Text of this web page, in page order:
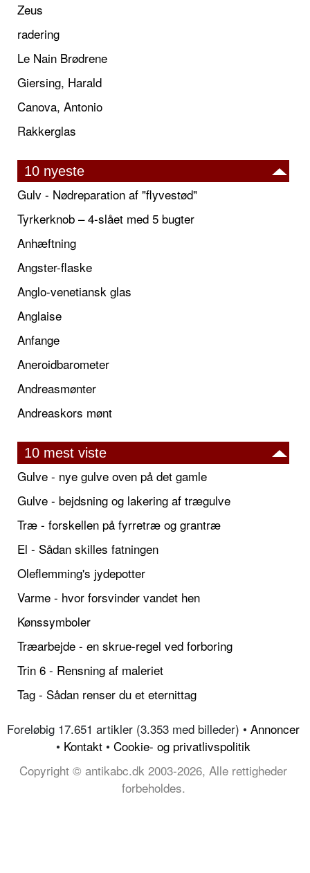
Zeus
radering
Le Nain Brødrene
Giersing, Harald
Canova, Antonio
Rakkerglas
10 nyeste
Gulv - Nødreparation af "flyvestød"
Tyrkerknob – 4-slået med 5 bugter
Anhæftning
Angster-flaske
Anglo-venetiansk glas
Anglaise
Anfange
Aneroidbarometer
Andreasmønter
Andreaskors mønt
10 mest viste
Gulve - nye gulve oven på det gamle
Gulve - bejdsning og lakering af trægulve
Træ - forskellen på fyrretræ og grantræ
El - Sådan skilles fatningen
Oleflemming's jydepotter
Varme - hvor forsvinder vandet hen
Kønssymboler
Træarbejde - en skrue-regel ved forboring
Trin 6 - Rensning af maleriet
Tag - Sådan renser du et eternittag
Foreløbig 17.651 artikler (3.353 med billeder) • Annoncer
• Kontakt • Cookie- og privatlivspolitik
Copyright © antikabc.dk 2003-2026, Alle rettigheder
forbeholdes.